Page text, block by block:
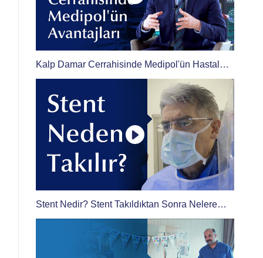
Kalp Damar Cerrahisinde Medipol'ün Hastalara
Sunduğu Avantajları Prof. Dr. Bilal Boztosun
Anlatıyor
Stent Nedir? Stent Takıldıktan Sonra Nelere
Dikkat Edilmelidir?